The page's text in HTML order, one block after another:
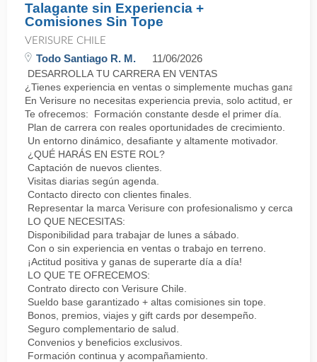
Talagante sin Experiencia +
Comisiones Sin Tope
VERISURE CHILE
Todo Santiago R. M. 11/06/2026
DESARROLLA TU CARRERA EN VENTAS
¿Tienes experiencia en ventas o simplemente muchas ganas
En Verisure no necesitas experiencia previa, solo actitud,
Te ofrecemos: Formación constante desde el primer día.
Plan de carrera con reales oportunidades de crecimiento.
Un entorno dinámico, desafiante y altamente motivador.
¿QUÉ HARÁS EN ESTE ROL?
Captación de nuevos clientes.
Visitas diarias según agenda.
Contacto directo con clientes finales.
Representar la marca Verisure con profesionalismo y cercanía.
LO QUE NECESITAS:
Disponibilidad para trabajar de lunes a sábado.
Con o sin experiencia en ventas o trabajo en terreno.
¡Actitud positiva y ganas de superarte día a día!
LO QUE TE OFRECEMOS:
Contrato directo con Verisure Chile.
Sueldo base garantizado + altas comisiones sin tope.
Bonos, premios, viajes y gift cards por desempeño.
Seguro complementario de salud.
Convenios y beneficios exclusivos.
Formación continua y acompañamiento.